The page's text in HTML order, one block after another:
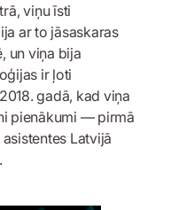
viņu īsti
ar to jāsaskaras
un viņa bija
ir ļoti
gadā, kad viņa
pienākumi — pirmā
Latvijā